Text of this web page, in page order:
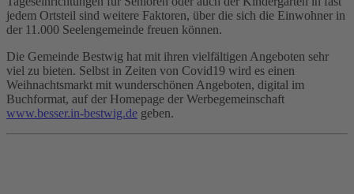
jedem Ortsteil sind weitere Faktoren, über die sich die Einwohner in
der 11.000 Seelengemeinde freuen können.
Die Gemeinde Bestwig hat mit ihren vielfältigen Angeboten sehr
viel zu bieten. Selbst in Zeiten von Covid19 wird es einen
Weihnachtsmarkt mit wunderschönen Angeboten, digital im
Buchformat, auf der Homepage der Werbegemeinschaft
www.besser.in-bestwig.de geben.